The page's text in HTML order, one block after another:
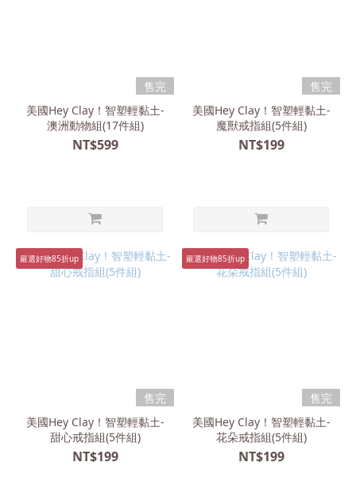
售完
美國Hey Clay！智塑輕黏土-
澳洲動物組(17件組)
NT$599
售完
美國Hey Clay！智塑輕黏土-
魔獸戒指組(5件組)
NT$199
嚴選好物85折up
售完
美國Hey Clay！智塑輕黏土-
甜心戒指組(5件組)
NT$199
嚴選好物85折up
售完
美國Hey Clay！智塑輕黏土-
花朵戒指組(5件組)
NT$199